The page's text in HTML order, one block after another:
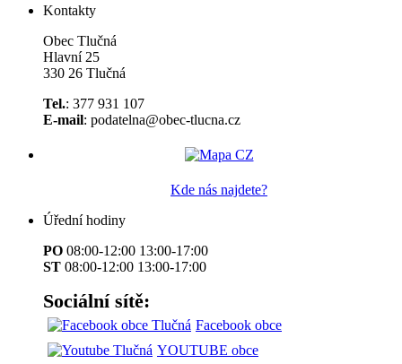
Kontakty
Obec Tlučná
Hlavní 25
330 26 Tlučná
Tel.: 377 931 107
E-mail: podatelna@obec-tlucna.cz
Kde nás najdete?
Úřední hodiny
PO 08:00-12:00 13:00-17:00
ST 08:00-12:00 13:00-17:00
Sociální sítě:
Facebook obce
YOUTUBE obce